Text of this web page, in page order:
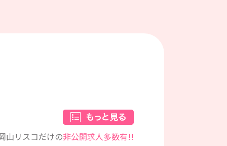
山リスコだけの非公開求人多数有!!